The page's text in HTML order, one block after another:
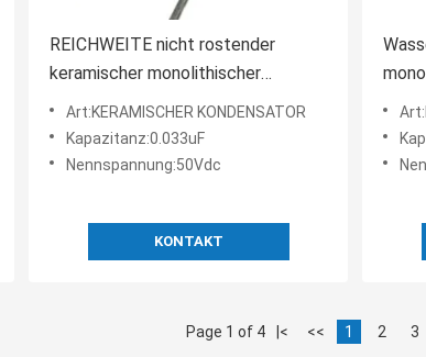
REICHWEITE nicht rostender
keramischer monolithischer
Kondensator, praktischer
mehrschichtiger keramischer
Kondensator
Art:KERAMISCHER KONDENSATOR
Kapazitanz:0.033uF
Nennspannung:50Vdc
KONTAKT
Page 1 of 4 |< << 1 2 3